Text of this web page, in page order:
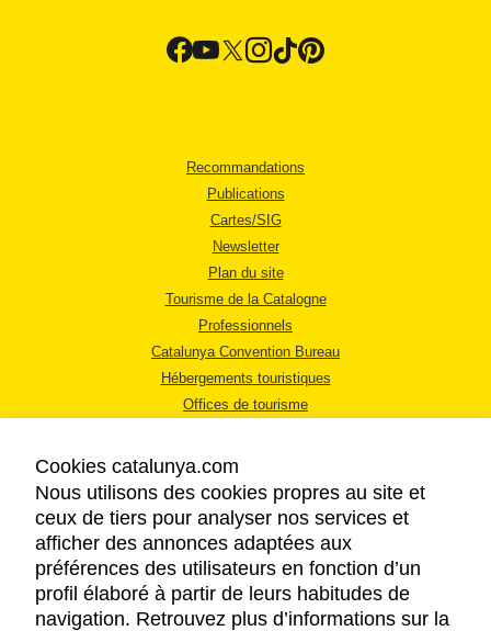
Recommandations
Publications
Cartes/SIG
Newsletter
Plan du site
Tourisme de la Catalogne
Professionnels
Catalunya Convention Bureau
Hébergements touristiques
Offices de tourisme
MENTIONS LÉGALES
RÈGLES DE CONFIDENTIALITÉ
COOKIES
Cookies catalunya.com
Nous utilisons des cookies propres au site et
ceux de tiers pour analyser nos services et
afficher des annonces adaptées aux
préférences des utilisateurs en fonction d’un
profil élaboré à partir de leurs habitudes de
navigation. Retrouvez plus d’informations sur la